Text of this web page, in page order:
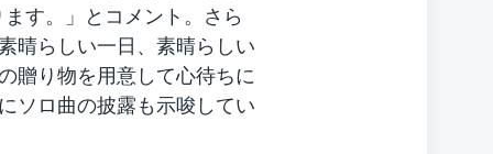
す。」とコメント。さら
晴らしい一日、素晴らしい
贈り物を用意して心待ちに
ソロ曲の披露も示唆してい